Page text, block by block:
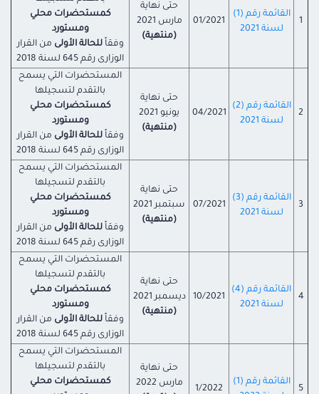
1
القائمة رقم (1)
لسنة 2021
01/2021
حتى نهاية
مارس 2021
(منتهية)
كمستحضرات محلي
ومستورد
وفقاًللحالة الأولى من القرار
الوزارى رقم 645 لسنة 2018
2
القائمة رقم (2)
لسنة 2021
04/2021
حتى نهاية
يونيو 2021
(منتهية)
المستحضرات التي يسمح
بالتقدم لتسجيلها
كمستحضرات محلي
ومستورد
وفقاًللحالة الأولى من القرار
الوزارى رقم 645 لسنة 2018
3
القائمة رقم (3)
لسنة 2021
07/2021
حتى نهاية
سبتمبر 2021
(منتهية)
المستحضرات التي يسمح
بالتقدم لتسجيلها
كمستحضرات محلي
ومستورد
وفقاًللحالة الأولى من القرار
الوزارى رقم 645 لسنة 2018
4
القائمة رقم (4)
لسنة 2021
10/2021
حتى نهاية
ديسمبر 2021
(منتهية)
المستحضرات التي يسمح
بالتقدم لتسجيلها
كمستحضرات محلي
ومستورد
وفقاًللحالة الأولى من القرار
الوزارى رقم 645 لسنة 2018
5
القائمة رقم (1)
1/2022
حتى نهاية
مارس 2022
المستحضرات التي يسمح
بالتقدم لتسجيلها
كمستحضرات محلي